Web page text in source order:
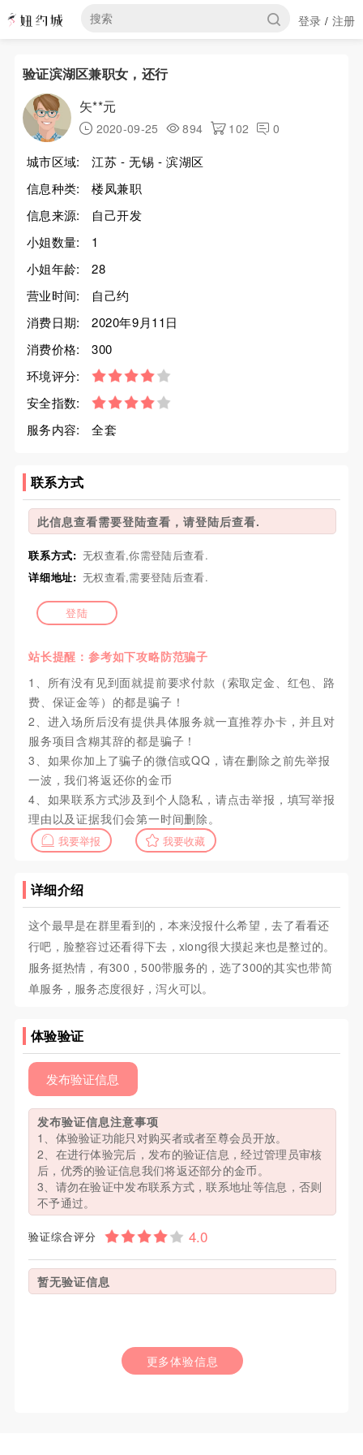
登录 / 注册
验证滨湖区兼职女，还行
矢**元
2020-09-25 894 102 0
城市区域:
江苏 - 无锡 - 滨湖区
信息种类:
楼凤兼职
信息来源:
自己开发
小姐数量:
1
小姐年龄:
28
营业时间:
自己约
消费日期:
2020年9月11日
消费价格:
300
环境评分:
安全指数:
服务内容:
全套
联系方式
此信息查看需要登陆查看，请登陆后查看.
联系方式: 无权查看,你需登陆后查看.
详细地址: 无权查看,需要登陆后查看.
登陆
站长提醒：参考如下攻略防范骗子
1、所有没有见到面就提前要求付款（索取定金、红包、路
费、保证金等）的都是骗子！
2、进入场所后没有提供具体服务就一直推荐办卡，并且对
服务项目含糊其辞的都是骗子！
3、如果你加上了骗子的微信或QQ，请在删除之前先举报
一波，我们将返还你的金币
4、如果联系方式涉及到个人隐私，请点击举报，填写举报
理由以及证据我们会第一时间删除。
我要举报 我要收藏
详细介绍
这个最早是在群里看到的，本来没报什么希望，去了看看还
行吧，脸整容过还看得下去，xiong很大摸起来也是整过的。
服务挺热情，有300，500带服务的，选了300的其实也带简
单服务，服务态度很好，泻火可以。
体验验证
发布验证信息
发布验证信息注意事项
1、体验验证功能只对购买者或者至尊会员开放。
2、在进行体验完后，发布的验证信息，经过管理员审核
后，优秀的验证信息我们将返还部分的金币。
3、请勿在验证中发布联系方式，联系地址等信息，否则
不予通过。
验证综合评分
暂无验证信息
更多体验信息